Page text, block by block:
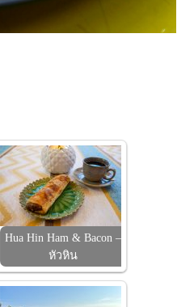
Hua Hin Ham & Bacon –
หัวหิน